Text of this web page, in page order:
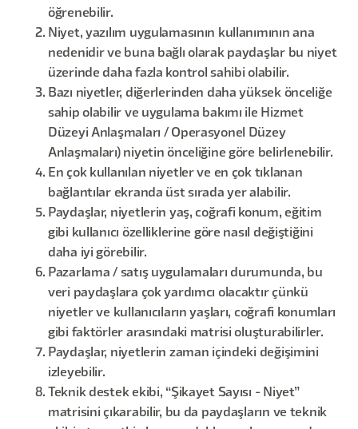
öğrenebilir.
Niyet, yazılım uygulamasının kullanımının ana
nedenidir ve buna bağlı olarak paydaşlar bu niyet
üzerinde daha fazla kontrol sahibi olabilir.
Bazı niyetler, diğerlerinden daha yüksek önceliğe
sahip olabilir ve uygulama bakımı ile Hizmet
Düzeyi Anlaşmaları / Operasyonel Düzey
Anlaşmaları) niyetin önceliğine göre belirlenebilir.
En çok kullanılan niyetler ve en çok tıklanan
bağlantılar ekranda üst sırada yer alabilir.
Paydaşlar, niyetlerin yaş, coğrafi konum, eğitim
gibi kullanıcı özelliklerine göre nasıl değiştiğini
daha iyi görebilir.
Pazarlama / satış uygulamaları durumunda, bu
veri paydaşlara çok yardımcı olacaktır çünkü
niyetler ve kullanıcıların yaşları, coğrafi konumları
gibi faktörler arasındaki matrisi oluşturabilirler.
Paydaşlar, niyetlerin zaman içindeki değişimini
izleyebilir.
Teknik destek ekibi, “Şikayet Sayısı - Niyet”
matrisini çıkarabilir, bu da paydaşların ve teknik